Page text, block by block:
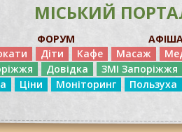
МІСЬКИЙ
ФОРУМ
Діти Кафе Масаж
Довідка ЗМІ Запоріжжя
Ціни Моніторинг Пользуха